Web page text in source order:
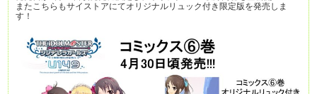
またこちらもサイストアにてオリジナルリュック付き限定版を発売しま
す！